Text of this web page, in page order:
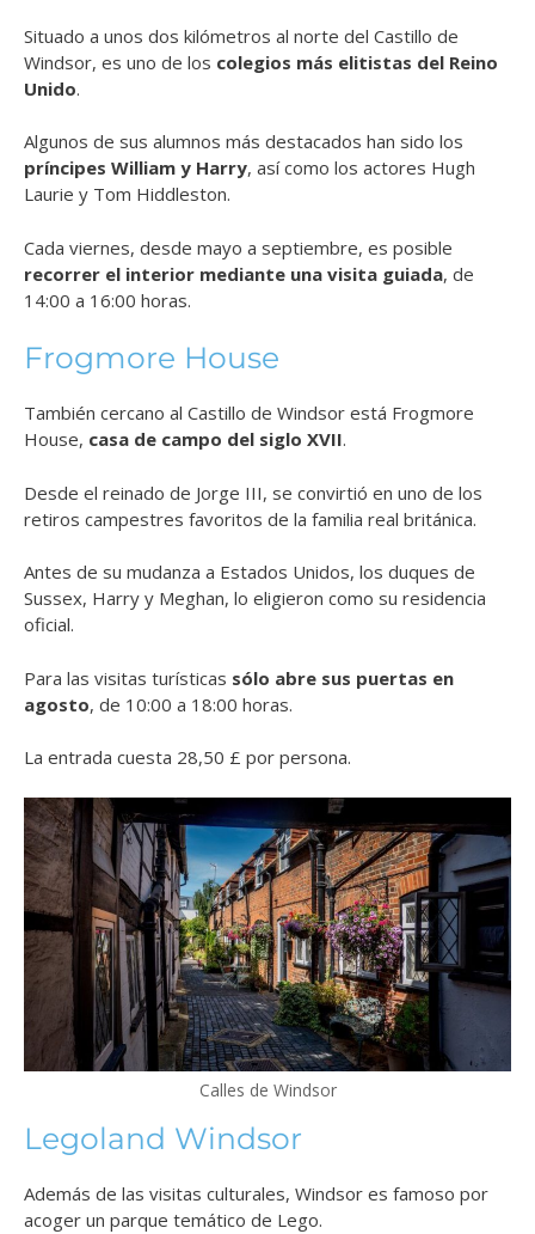
Situado a unos dos kilómetros al norte del Castillo de
Windsor, es uno de los colegios más elitistas del Reino
Unido.
Algunos de sus alumnos más destacados han sido los
príncipes William y Harry, así como los actores Hugh
Laurie y Tom Hiddleston.
Cada viernes, desde mayo a septiembre, es posible
recorrer el interior mediante una visita guiada, de
14:00 a 16:00 horas.
Frogmore House
También cercano al Castillo de Windsor está Frogmore
House, casa de campo del siglo XVII.
Desde el reinado de Jorge III, se convirtió en uno de los
retiros campestres favoritos de la familia real británica.
Antes de su mudanza a Estados Unidos, los duques de
Sussex, Harry y Meghan, lo eligieron como su residencia
oficial.
Para las visitas turísticas sólo abre sus puertas en
agosto, de 10:00 a 18:00 horas.
La entrada cuesta 28,50 £ por persona.
Calles de Windsor
Legoland Windsor
Además de las visitas culturales, Windsor es famoso por
acoger un parque temático de Lego.